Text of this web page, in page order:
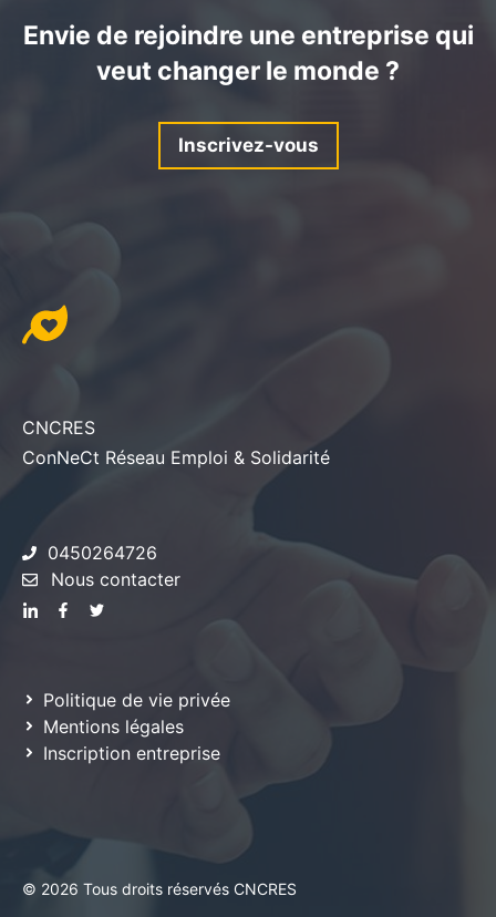
Envie de rejoindre une entreprise qui
veut changer le monde ?
Inscrivez-vous
CNCRES
ConNeCt Réseau Emploi & Solidarité
0450264726
Nous contacter
Politique de vie privée
Mentions légales
Inscription entreprise
© 2026 Tous droits réservés CNCRES